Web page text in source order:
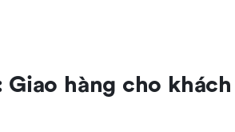
hàng cho